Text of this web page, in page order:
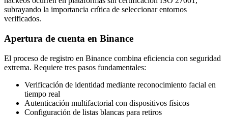
subrayando la importancia crítica de seleccionar entornos
verificados.
Apertura de cuenta en Binance
El proceso de registro en Binance combina eficiencia con seguridad
extrema. Requiere tres pasos fundamentales:
Verificación de identidad mediante reconocimiento facial en
tiempo real
Autenticación multifactorial con dispositivos físicos
Configuración de listas blancas para retiros